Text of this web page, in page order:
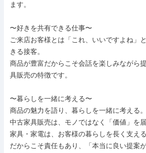
ます。
〜好きを共有できる仕事〜
ご来店お客様とは「これ、いいですよね」
きる接客。
商品が豊富だからこそ会話を楽しみながら
具販売の特徴です。
〜暮らしを一緒に考える〜
商品の魅力を語り、暮らしを一緒に考える。
中古家具販売は、モノではなく「価値」を
家具・家電は、お客様の暮らしを長く支え
だからこそ責任もあり、「本当に良い提案